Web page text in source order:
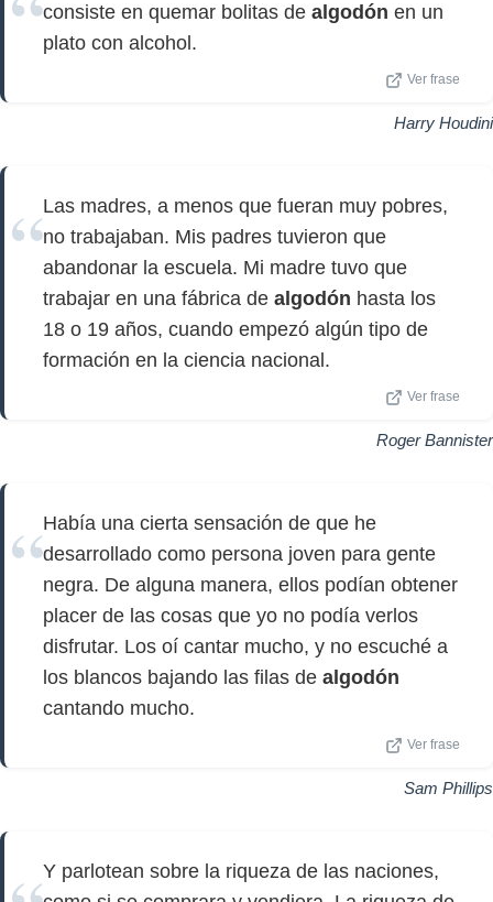
consiste en quemar bolitas de algodón en un
plato con alcohol.
Ver frase
Harry Houdini
Las madres, a menos que fueran muy pobres,
no trabajaban. Mis padres tuvieron que
abandonar la escuela. Mi madre tuvo que
trabajar en una fábrica de algodón hasta los
18 o 19 años, cuando empezó algún tipo de
formación en la ciencia nacional.
Ver frase
Roger Bannister
Había una cierta sensación de que he
desarrollado como persona joven para gente
negra. De alguna manera, ellos podían obtener
placer de las cosas que yo no podía verlos
disfrutar. Los oí cantar mucho, y no escuché a
los blancos bajando las filas de algodón
cantando mucho.
Ver frase
Sam Phillips
Y parlotean sobre la riqueza de las naciones,